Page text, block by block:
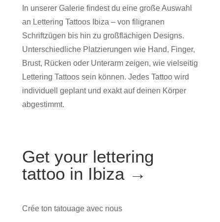
In unserer Galerie findest du eine große Auswahl
an Lettering Tattoos Ibiza – von filigranen
Schriftzügen bis hin zu großflächigen Designs.
Unterschiedliche Platzierungen wie Hand, Finger,
Brust, Rücken oder Unterarm zeigen, wie vielseitig
Lettering Tattoos sein können. Jedes Tattoo wird
individuell geplant und exakt auf deinen Körper
abgestimmt.
Get your lettering
tattoo in Ibiza →
Crée ton tatouage avec nous